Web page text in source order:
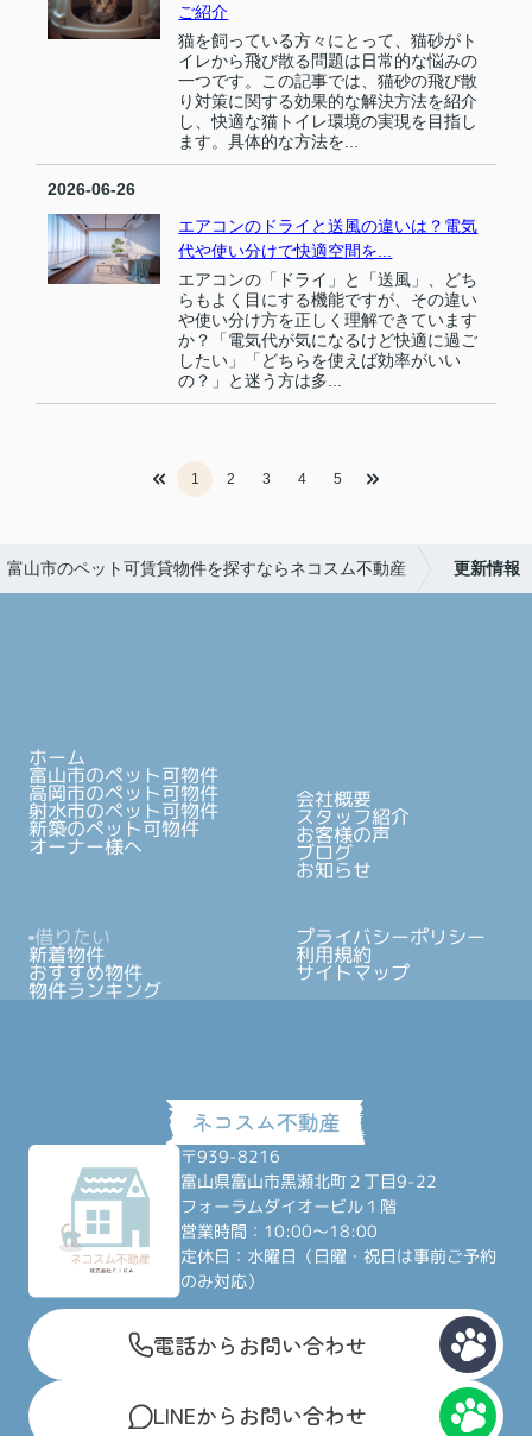
ご紹介
猫を飼っている方々にとって、猫砂がト
イレから飛び散る問題は日常的な悩みの
一つです。この記事では、猫砂の飛び散
り対策に関する効果的な解決方法を紹介
し、快適な猫トイレ環境の実現を目指し
ます。具体的な方法を...
2026-06-26
エアコンのドライと送風の違いは？電気
代や使い分けで快適空間を...
エアコンの「ドライ」と「送風」、どち
らもよく目にする機能ですが、その違い
や使い分け方を正しく理解できています
か？「電気代が気になるけど快適に過ご
したい」「どちらを使えば効率がいい
の？」と迷う方は多...
1 2 3 4 5
富山市のペット可賃貸物件を探すならネコスム不動産 更新情報
ホーム
富山市のペット可物件
高岡市のペット可物件
射水市のペット可物件
新築のペット可物件
オーナー様へ
会社概要
スタッフ紹介
お客様の声
ブログ
お知らせ
借りたい
新着物件
おすすめ物件
物件ランキング
プライバシーポリシー
利用規約
サイトマップ
〒939-8216
富山県富山市黒瀬北町２丁目9-22
フォーラムダイオービル１階
営業時間：10:00～18:00
定休日：水曜日（日曜・祝日は事前ご予約
のみ対応）
電話からお問い合わせ
LINEからお問い合わせ